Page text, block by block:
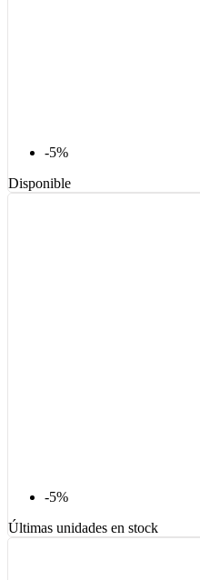
-5%
Disponible
-5%
Últimas unidades en stock